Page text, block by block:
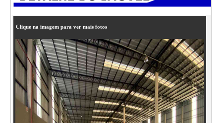
Clique na imagem para ver mais fotos